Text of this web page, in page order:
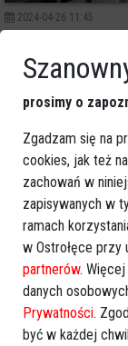
2024-04-26 11:45
Poprzednia
Kategorie
Ostrołęka
Powiat
Sport
Balujemy
Region
Polska
Budujemy
Kościół i
TV Ostrołęka
prosimy o
Zgadzam się na
cookies, jak też
zachowań w
zapisywanych w
ramach
w Ostrołęce przy
partnerów.
danych
Prywatności.
być w każdej